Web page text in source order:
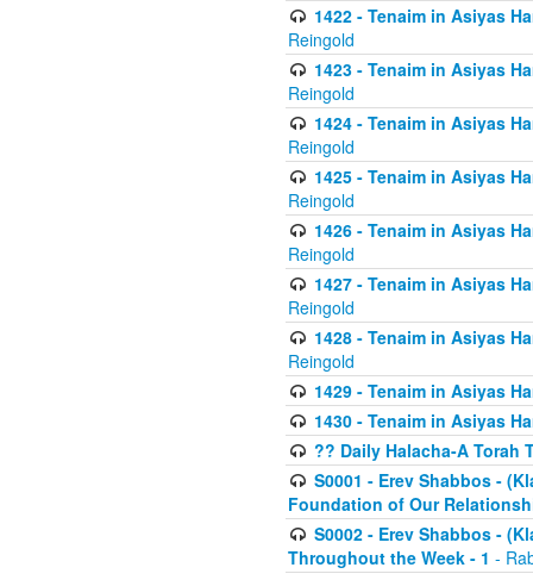
1422 - Tenaim in Asiyas
Reingold
1423 - Tenaim in Asiyas
Reingold
1424 - Tenaim in Asiyas
Reingold
1425 - Tenaim in Asiyas
Reingold
1426 - Tenaim in Asiyas
Reingold
1427 - Tenaim in Asiyas
Reingold
1428 - Tenaim in Asiyas
Reingold
1429 - Tenaim in Asiyas
1430 - Tenaim in Asiyas
?? Daily Halacha-A Torah
S0001 - Erev Shabbos -
Foundation of Our
S0002 - Erev Shabbos -
Throughout the Week - 1 -